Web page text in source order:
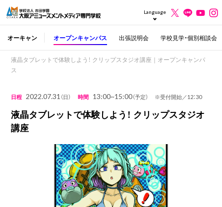
Language
オーキャン オープンキャンパス 出張説明会 学校見学・個別相談会
液晶タブレットで体験しよう！ クリップスタジオ講座｜オープンキャンパ
ス
日程 2022.07.31（日） 時間 13:00~15:00（予定） ※受付開始／12：30
液晶タブレットで体験しよう！ クリップスタジオ
講座